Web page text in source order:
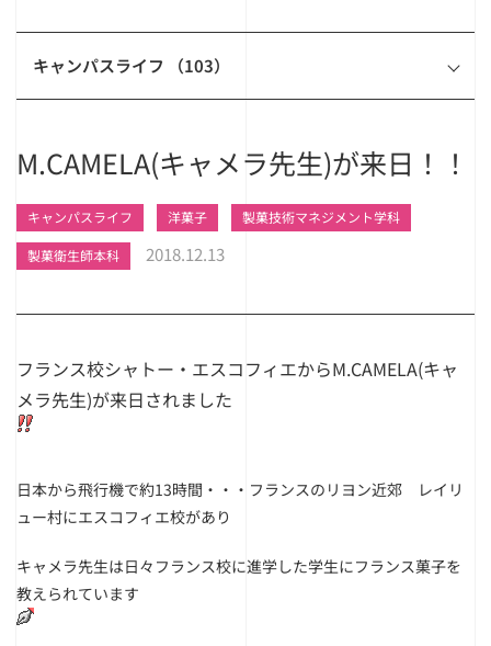
キャンパスライフ （103）
M.CAMELA(キャメラ先生)が来日！！
キャンパスライフ 洋菓子 製菓技術マネジメント学科
製菓衛生師本科 2018.12.13
フランス校シャトー・エスコフィエからM.CAMELA(キャ
メラ先生)が来日されました
日本から飛行機で約13時間・・・フランスのリヨン近郊 レイリ
ュー村にエスコフィエ校があり
キャメラ先生は日々フランス校に進学した学生にフランス菓子を
教えられています